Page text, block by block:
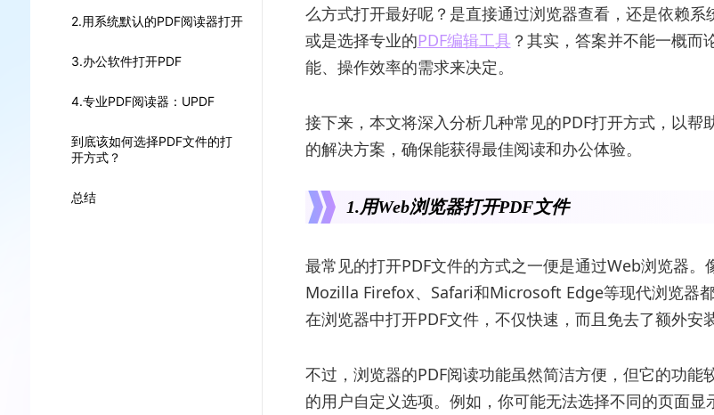
2.用系统默认的PDF阅读器打开
3.办公软件打开PDF
4.专业PDF阅读器：UPDF
到底该如何选择PDF文件的打
开方式？
总结
么方式打开最好呢？是直接通过浏览器查看，还是依赖系
或是选择专业的PDF编辑工具 ？其实，答案并不能一概而
能、操作效率的需求来决定。
接下来，本文将深入分析几种常见的PDF打开方式，以帮
的解决方案，确保能获得最佳阅读和办公体验。
1.用Web浏览器打开PDF文件
最常见的打开PDF文件的方式之一便是通过Web浏览器。
Mozilla Firefox、Safari和Microsoft Edge等现代浏览器都
在浏览器中打开PDF文件，不仅快速，而且免去了额外安
不过，浏览器的PDF阅读功能虽然简洁方便，但它的功能
的用户自定义选项。例如，你可能无法选择不同的页面显